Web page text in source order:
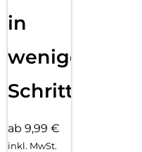
in
wenigen
Schritten
ab 9,99 €
inkl. MwSt.